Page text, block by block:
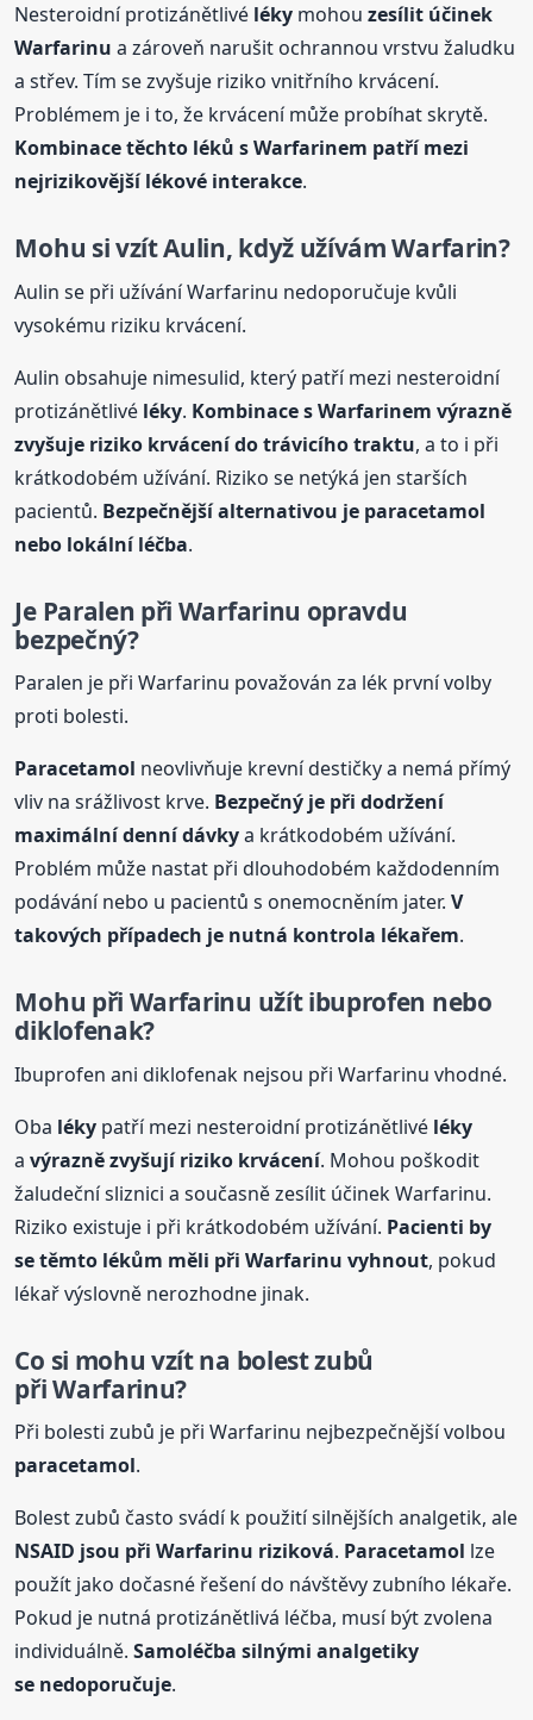
Nesteroidní protizánětlivé léky mohouzesílit účinek
Warfarinu a zároveň narušit ochrannou vrstvu žaludku
a střev. Tím se zvyšuje riziko vnitřního krvácení.
Problémem je i to, že krvácení může probíhat skrytě.
Kombinace těchto léků s Warfarinem patří mezi
nejrizikovější lékové interakce.
Mohu si vzít Aulin, když užívám Warfarin?
Aulin se při užívání Warfarinu nedoporučuje kvůli
vysokému riziku krvácení.
Aulin obsahuje nimesulid, který patří mezi nesteroidní
protizánětlivé léky. Kombinace s Warfarinem výrazně
zvyšuje riziko krvácení do trávicího traktu, a to i při
krátkodobém užívání. Riziko se netýká jen starších
pacientů. Bezpečnější alternativou je paracetamol
nebo lokální léčba.
Je Paralen při Warfarinu opravdu
bezpečný?
Paralen je při Warfarinu považován za lék první volby
proti bolesti.
Paracetamol neovlivňuje krevní destičky a nemá přímý
vliv na srážlivost krve. Bezpečný je při dodržení
maximální denní dávkya krátkodobém užívání.
Problém může nastat při dlouhodobém každodenním
podávání nebo u pacientů s onemocněním jater.V
takových případech je nutná kontrola lékařem.
Mohu při Warfarinu užít ibuprofen nebo
diklofenak?
Ibuprofen ani diklofenak nejsou při Warfarinu vhodné.
Oba léky patří mezi nesteroidní protizánětlivé léky
avýrazně zvyšují riziko krvácení. Mohou poškodit
žaludeční sliznici a současně zesílit účinek Warfarinu.
Riziko existuje i při krátkodobém užívání. Pacienti by
se těmto lékům měli při Warfarinu vyhnout, pokud
lékař výslovně nerozhodne jinak.
Co si mohu vzít na bolest zubů
při Warfarinu?
Při bolesti zubů je při Warfarinu nejbezpečnější volbou
paracetamol.
Bolest zubů často svádí k použití silnějších analgetik, ale
NSAID jsou při Warfarinu riziková. Paracetamol lze
použít jako dočasné řešení do návštěvy zubního lékaře.
Pokud je nutná protizánětlivá léčba, musí být zvolena
individuálně.Samoléčba silnými analgetiky
se nedoporučuje.